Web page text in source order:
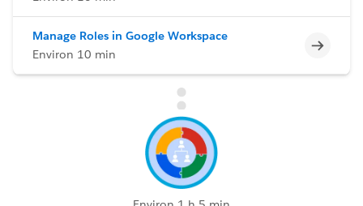
Manage Roles in Google Workspace
Environ 10 min